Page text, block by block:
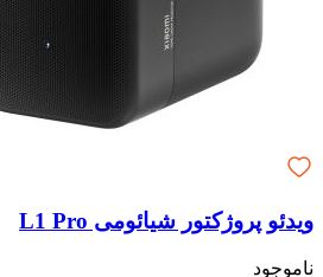
ویدئو پروژکتور شیائومی L1 Pro
ناموجود